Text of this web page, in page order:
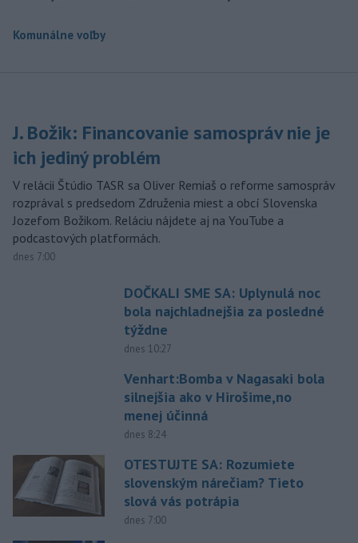
Komunálne voľby
J. Božik: Financovanie samospráv nie je
ich jediný problém
V relácii Štúdio TASR sa Oliver Remiaš o reforme samospráv
rozprával s predsedom Združenia miest a obcí Slovenska
Jozefom Božikom. Reláciu nájdete aj na YouTube a
podcastových platformách.
dnes 7:00
DOČKALI SME SA: Uplynulá noc
bola najchladnejšia za posledné
týždne
dnes 10:27
Venhart:Bomba v Nagasaki bola
silnejšia ako v Hirošime,no
menej účinná
dnes 8:24
OTESTUJTE SA: Rozumiete
slovenským nárečiam? Tieto
slová vás potrápia
dnes 7:00